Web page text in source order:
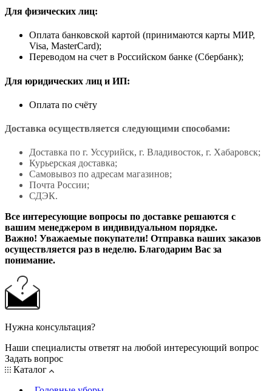
Для физических лиц:
Оплата банковской картой (принимаются карты МИР,
Visa, MasterCard);
Переводом на счет в Российском банке (Сбербанк);
Для юридических лиц и ИП:
Оплата по счёту
Доставка осуществляется следующими способами:
Доставка по г. Уссурийск, г. Владивосток, г. Хабаровск;
Курьерская доставка;
Самовывоз по адресам магазинов;
Почта России;
СДЭК.
Все интересующие вопросы по доставке решаются с
вашим менеджером в индивидуальном порядке.
Важно! Уважаемые покупатели! Отправка ваших заказов
осуществляется раз в неделю. Благодарим Вас за
понимание.
Нужна консультация?
Наши специалисты ответят на любой интересующий вопрос
Задать вопрос
Каталог